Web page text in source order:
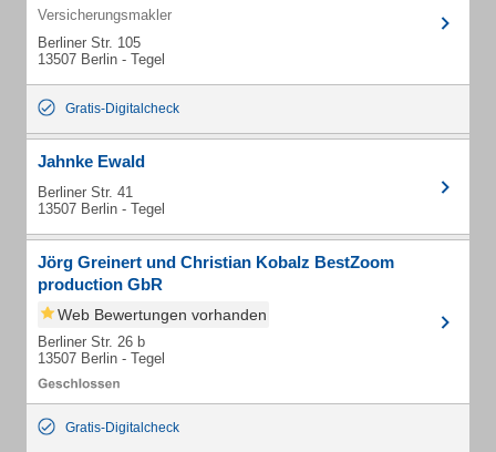
Versicherungsmakler
Berliner Str. 105
13507 Berlin - Tegel
Gratis-Digitalcheck
Jahnke Ewald
Berliner Str. 41
13507 Berlin - Tegel
Jörg Greinert und Christian Kobalz BestZoom
production GbR
Web Bewertungen vorhanden
Berliner Str. 26 b
13507 Berlin - Tegel
Gratis-Digitalcheck